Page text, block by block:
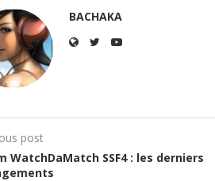
BACHAKA
post
WatchDaMatch SSF4 : les derniers